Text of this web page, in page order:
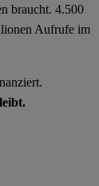
braucht. 4.500
Aufrufe im